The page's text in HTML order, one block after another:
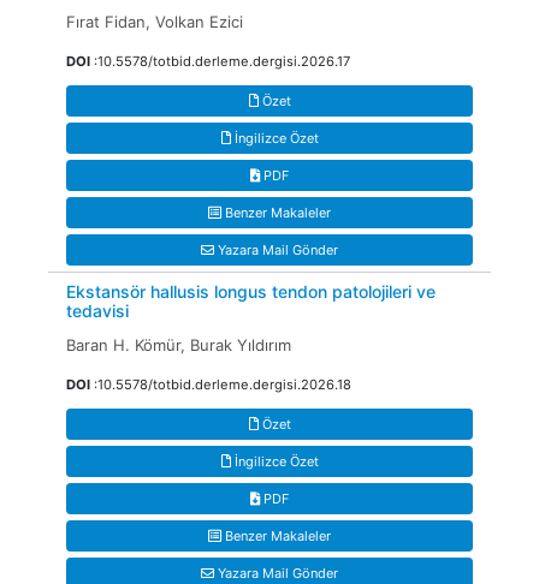
Fırat Fidan, Volkan Ezici
DOI :10.5578/totbid.derleme.dergisi.2026.17
Özet
İngilizce Özet
PDF
Benzer Makaleler
Yazara Mail Gönder
Ekstansör hallusis longus tendon patolojileri ve
tedavisi
Baran H. Kömür, Burak Yıldırım
DOI :10.5578/totbid.derleme.dergisi.2026.18
Özet
İngilizce Özet
PDF
Benzer Makaleler
Yazara Mail Gönder